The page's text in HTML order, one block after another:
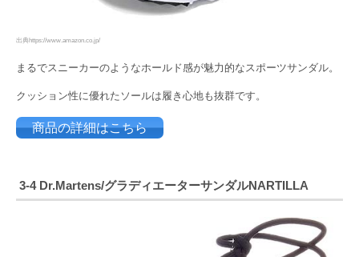
出典https://www.amazon.co.jp/
まるでスニーカーのようなホールド感が魅力的なスポーツサンダル。
クッション性に優れたソールは履き心地も抜群です。
商品の詳細はこちら
3-4 Dr.Martens/グラディエーターサンダルNARTILLA